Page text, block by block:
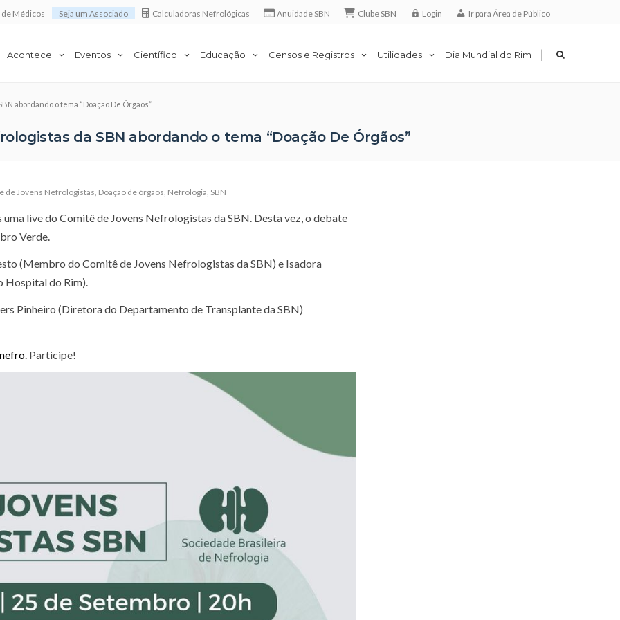
de Médicos Seja um Associado Calculadoras Nefrológicas Anuidade SBN Clube SBN Login Ir para Área de Público
Acontece Eventos Científico Educação Censos e Registros Utilidades Dia Mundial do Rim |
abordando o tema “Doação De Órgãos”
da SBN abordando o tema “Doação De Órgãos”
de Jovens Nefrologistas Doação de órgãos Nefrologia SBN
live do Comitê de Jovens Nefrologistas da SBN. Desta vez, o debate
Verde.
(Membro do Comitê de Jovens Nefrologistas da SBN) e Isadora
Hospital do Rim).
Pinheiro (Diretora do Departamento de Transplante da SBN)
. Participe!